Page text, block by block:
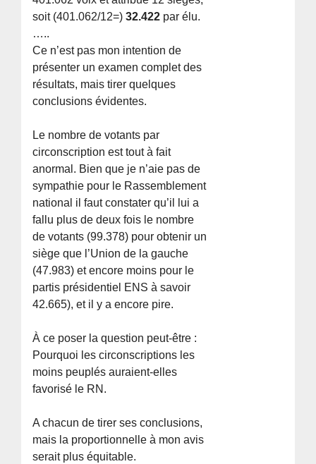
soit (401.062/12=)32.422 par élu.
…..
Ce n’est pas mon intention de
présenter un examen complet des
résultats, mais tirer quelques
conclusions évidentes.
Le nombre de votants par
circonscription est tout à fait
anormal. Bien que je n’aie pas de
sympathie pour le Rassemblement
national il faut constater qu’il lui a
fallu plus de deux fois le nombre
de votants (99.378) pour obtenir un
siège que l’Union de la gauche
(47.983) et encore moins pour le
partis présidentiel ENS à savoir
42.665), et il y a encore pire.
À ce poser la question peut-être :
Pourquoi les circonscriptions les
moins peuplés auraient-elles
favorisé le RN.
A chacun de tirer ses conclusions,
mais la proportionnelle à mon avis
serait plus équitable.